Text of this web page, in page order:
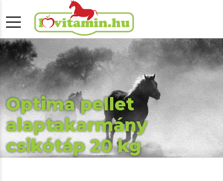
Optima pellet
alaptakarmány
csikótáp 20 kg